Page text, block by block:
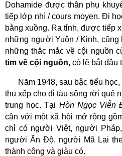
Dohamide được thân phụ
tiếp lớp nhì / cours moyen. Đi
bằng xuồng. Ra tỉnh, được tiếp
những người Yuôn / Kinh, cũng
những thắc mắc về cội nguồn
tìm về cội nguồn, có lẽ bắt đầu
Năm 1948, sau bậc tiểu
thu xếp cho đi tàu sông rời quê
trung học. Tại Hòn Ngọc Viễn
cận với một xã hội mở rộng
chỉ có người Việt, người
người Ấn Độ, người Mã Lai
thành công và giàu có.